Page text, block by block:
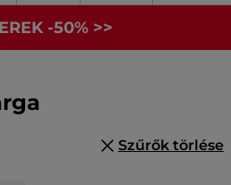
-50% >>
Szűrők törlése